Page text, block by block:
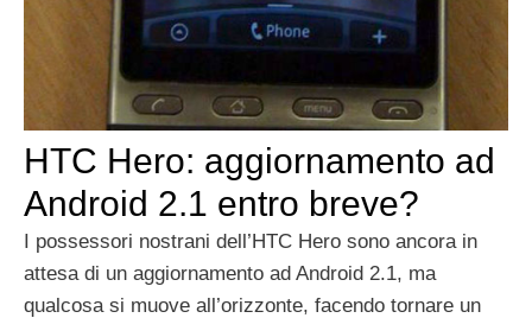
HTC Hero: aggiornamento ad
Android 2.1 entro breve?
I possessori nostrani dell’HTC Hero sono ancora in
attesa di un aggiornamento ad Android 2.1, ma
qualcosa si muove all’orizzonte, facendo tornare un